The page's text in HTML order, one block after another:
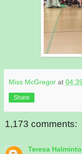
Miss McGregor at 04:39
Share
1,173 comments:
Teresa